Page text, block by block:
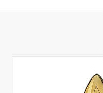
Купить в 1 клик